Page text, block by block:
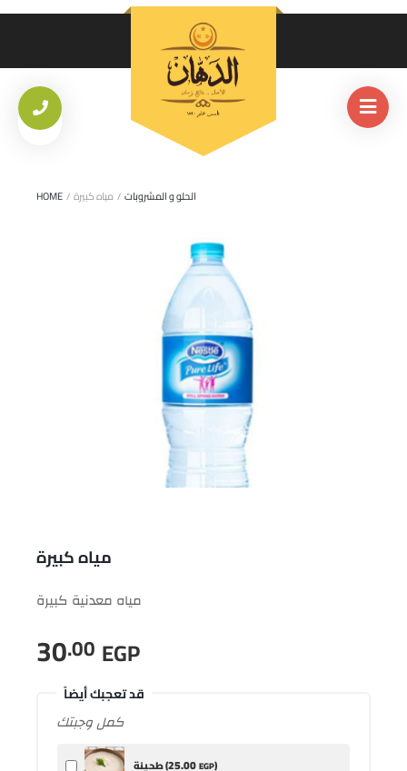
HOME / الحلو و المشروبات / مياه كبيرة
مياه كبيرة
مياه معدنية كبيرة
30.00 EGP
قد تعجبك أيضاً
كمل وجبتك
طحينة (25.00EGP)